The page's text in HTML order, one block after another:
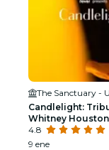
Candlelight:
Whitney Houston
4.8
9 ene